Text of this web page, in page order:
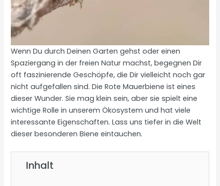
Wenn Du durch Deinen Garten gehst oder einen
Spaziergang in der freien Natur machst, begegnen Dir
oft faszinierende Geschöpfe, die Dir vielleicht noch gar
nicht aufgefallen sind. Die Rote Mauerbiene ist eines
dieser Wunder. Sie mag klein sein, aber sie spielt eine
wichtige Rolle in unserem Ökosystem und hat viele
interessante Eigenschaften. Lass uns tiefer in die Welt
dieser besonderen Biene eintauchen.
Inhalt